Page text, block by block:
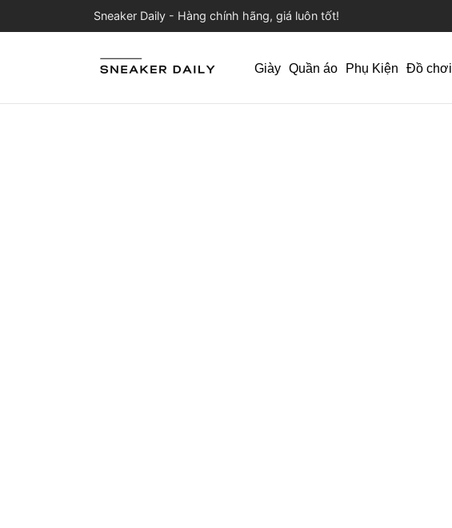
Sneaker Daily - Hàng chính hãng, giá luôn tốt!
Giày Quần áo Phụ Kiện Đồ chơi